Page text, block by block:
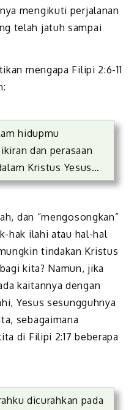
mengikuti perjalanan
telah jatuh sampai
mengapa Filipi 2:6-11
hidupmu
dan perasaan
Kristus Yesus…
dan “mengosongkan”
hak ilahi atau hal-hal
tindakan Kristus
kita? Namun, jika
kaitannya dengan
Yesus sesungguhnya
sebagaimana
di Filipi 2:17 beberapa
dicurahkan pada